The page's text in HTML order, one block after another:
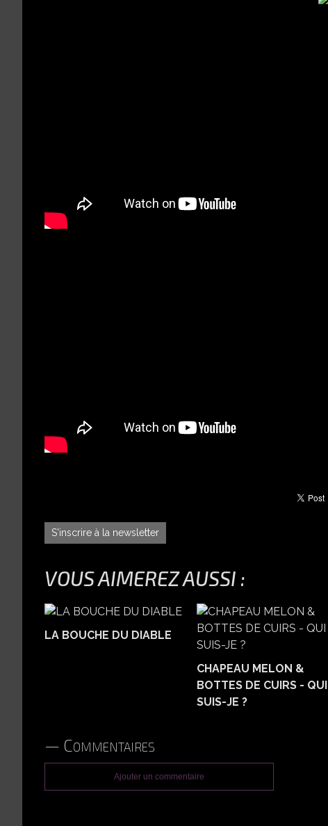
S'inscrire à la newsletter
VOUS AIMEREZ AUSSI :
LA BOUCHE DU DIABLE
CHAPEAU MELON &
BOTTES DE CUIRS - QUI
SUIS-JE ?
Commentaires
Ajouter un commentaire